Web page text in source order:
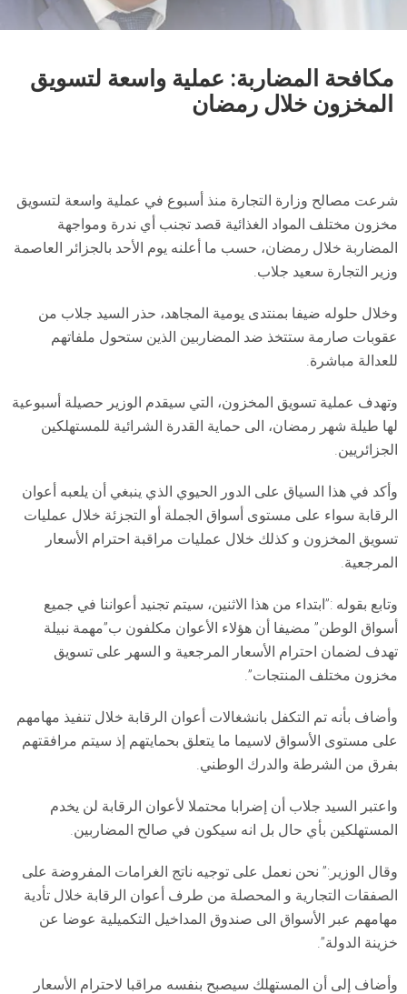
مكافحة المضاربة: عملية واسعة لتسويق
المخزون خلال رمضان
شرعت مصالح وزارة التجارة منذ أسبوع في عملية واسعة لتسويق
مخزون مختلف المواد الغذائية قصد تجنب أي ندرة ومواجهة
المضاربة خلال رمضان، حسب ما أعلنه يوم الأحد بالجزائر العاصمة
وزير التجارة سعيد جلاب.
وخلال حلوله ضيفا بمنتدى يومية المجاهد، حذر السيد جلاب من
عقوبات صارمة ستتخذ ضد المضاربين الذين ستحول ملفاتهم
للعدالة مباشرة.
وتهدف عملية تسويق المخزون، التي سيقدم الوزير حصيلة أسبوعية
لها طيلة شهر رمضان، الى حماية القدرة الشرائية للمستهلكين
الجزائريين.
وأكد في هذا السياق على الدور الحيوي الذي ينبغي أن يلعبه أعوان
الرقابة سواء على مستوى أسواق الجملة أو التجزئة خلال عمليات
تسويق المخزون و كذلك خلال عمليات مراقبة احترام الأسعار
المرجعية.
وتابع بقوله :”ابتداء من هذا الاثنين، سيتم تجنيد أعواننا في جميع
أسواق الوطن” مضيفا أن هؤلاء الأعوان مكلفون ب”مهمة نبيلة
تهدف لضمان احترام الأسعار المرجعية و السهر على تسويق
مخزون مختلف المنتجات”.
وأضاف بأنه تم التكفل بانشغالات أعوان الرقابة خلال تنفيذ مهامهم
على مستوى الأسواق لاسيما ما يتعلق بحمايتهم إذ سيتم مرافقتهم
بفرق من الشرطة والدرك الوطني.
واعتبر السيد جلاب أن إضرابا محتملا لأعوان الرقابة لن يخدم
المستهلكين بأي حال بل انه سيكون في صالح المضاربين.
وقال الوزير:” نحن نعمل على توجيه ناتج الغرامات المفروضة على
الصفقات التجارية و المحصلة من طرف أعوان الرقابة خلال تأدية
مهامهم عبر الأسواق الى صندوق المداخيل التكميلية عوضا عن
خزينة الدولة”.
وأضاف إلى أن المستهلك سيصبح بنفسه مراقبا لاحترام الأسعار